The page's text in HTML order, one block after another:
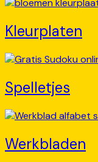
Kleurplaten
Spelletjes
Werkbladen